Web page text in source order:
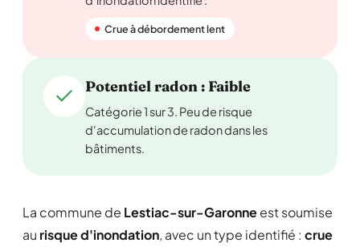
Crue à débordement lent
Potentiel radon : Faible
Catégorie 1 sur 3. Peu de risque
d'accumulation de radon dans les
bâtiments.
La commune de Lestiac-sur-Garonneest soumise
au risque d'inondation, avec un type identifié : crue